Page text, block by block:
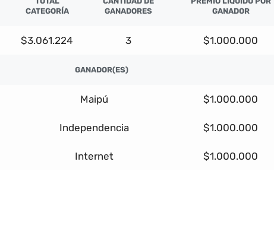
CATEGORÍA
GANADORES
GANADOR
$3.061.224 3 $1.000.000
GANADOR(ES)
Maipú $1.000.000
Independencia $1.000.000
Internet $1.000.000